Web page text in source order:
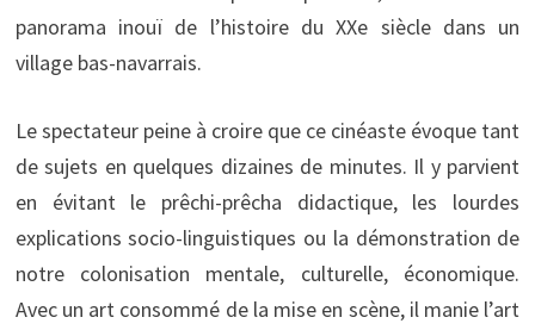
panorama inouï de l’histoire du XXe siècle dans un
village bas-navarrais.
Le spectateur peine à croire que ce cinéaste évoque tant
de sujets en quelques dizaines de minutes. Il y parvient
en évitant le prêchi-prêcha didactique, les lourdes
explications socio-linguistiques ou la démonstration de
notre colonisation mentale, culturelle, économique.
Avec un art consommé de la mise en scène, il manie l’art